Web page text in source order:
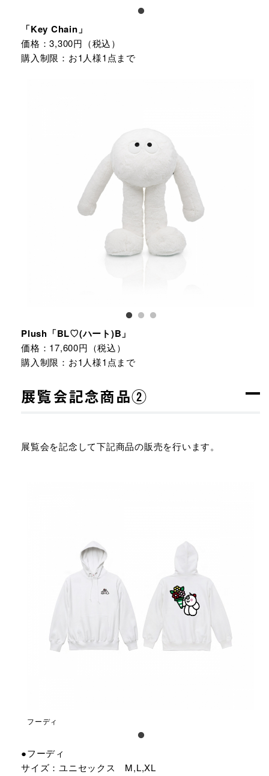
「Key Chain」
価格：3,300円（税込）
購入制限：お1人様1点まで
Plush「BL♡(ハート)B」
価格：17,600円（税込）
購入制限：お1人様1点まで
展覧会記念商品②
展覧会を記念して下記商品の販売を行います。
フーディ
●フーディ
サイズ：ユニセックス M,L,XL